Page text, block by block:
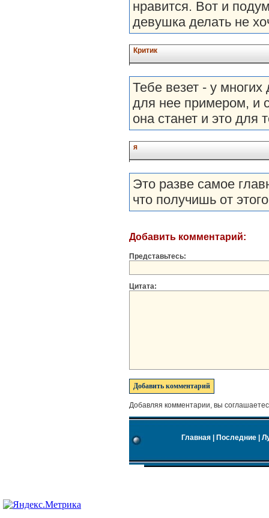
нравится. Вот и
девушка делать не
Критик
Тебе везет - у
для нее примером, и
она станет и это для
я
Это разве самое
что получишь от
Добавить комментарий:
Представьтесь:
Цитата:
Добавляя комментарии, вы
Главная Последние